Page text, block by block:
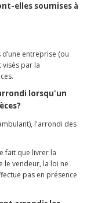
elles soumises à
entreprise (ou
visés par la
lorsqu'un
l'arrondi des
fait que livrer la
le vendeur, la loi ne
pas en présence